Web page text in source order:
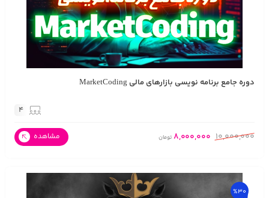
دوره جامع برنامه نویسی بازارهای مالی MarketCoding
4
10,000,000
8,000,000 تومان مشاهده
%30